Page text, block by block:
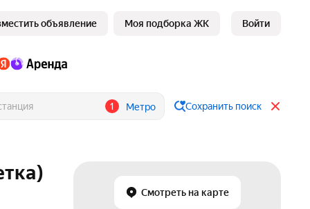
объявление Моя подборка ЖК Войти
1 Метро Сохранить поиск
Смотреть на карте